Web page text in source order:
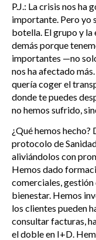
P.J.: La crisis nos ha
importante. Pero yo
botella. El grupo y la
demás porque
importantes —no
nos ha afectado
quería coger el
donde te puedes
no hemos sufrido,
¿Qué hemos
protocolo de
aliviándolos con
Hemos dado
comerciales, gestión
bienestar. Hemos
los clientes pueden
consultar facturas,
el doble en I+D.